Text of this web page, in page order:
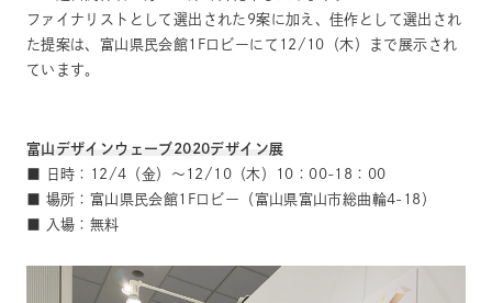
ファイナリストとして選出された9案に加え、佳作として選出され
た提案は、富山県民会館1Fロビーにて12/10（木）まで展示され
ています。
富山デザインウェーブ2020デザイン展
■ 日時：12/4（金）～12/10（木）10：00-18：00
■ 場所：富山県民会館1Fロビー（富山県富山市総曲輪4-18）
■ 入場：無料